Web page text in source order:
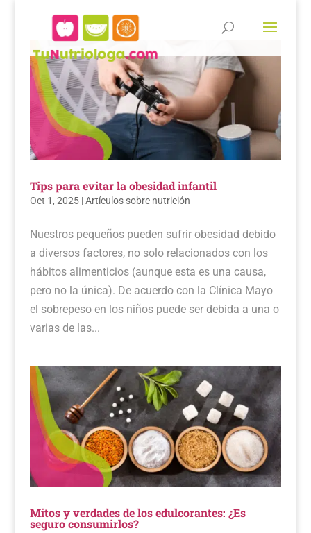
Tips para evitar la obesidad infantil
Oct 1, 2025|Artículos sobre nutrición
Nuestros pequeños pueden sufrir obesidad debido
a diversos factores, no solo relacionados con los
hábitos alimenticios (aunque esta es una causa,
pero no la única). De acuerdo con la Clínica Mayo
el sobrepeso en los niños puede ser debida a una o
varias de las...
Mitos y verdades de los edulcorantes: ¿Es
seguro consumirlos?